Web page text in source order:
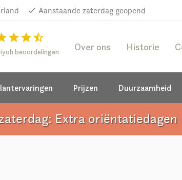
done Aanstaande zaterdag geopend
starstarstar_half
beoordelingen Over ons Historie
Prijzen Duurzaamheid
Extra oriëntatiedagen